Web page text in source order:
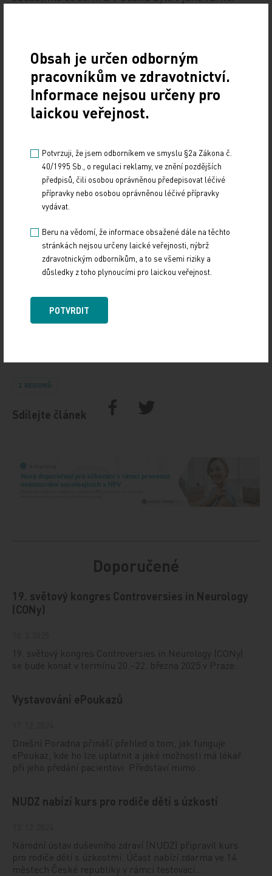
dlouhodobě patřilo k zemím s velmi nízkým
výskytem této infekce. Trend se zlomil až v
posledních letech, i tak stále je výskyt nákaz HIV
nízký. Přes 90 procent nových případů jsou muži.
nákaz, nemoc AIDS se rozvinula u 450 nakažených,
na AIDS zemřelo 233 pacientů, dalších 98 lidí s
AIDS zemřelo z jiné příčiny.
ČTK
Z REGIONŮ
Sdílejte článek
Doporučené
19. světový kongres Controversies in Neurology
(CONy)
19. světový kongres Controversies in Neurology (CONy)
se bude konat v termínu 20.–22. března 2025 v Praze.
Vystavování ePoukazů
Dnešní Poradna přináší přehled o tom, jak funguje
ePoukaz, kde ho lze uplatnit a jaké možnosti má lékař
při jeho předání pacientovi. Představí mimo…
NUDZ nabízí kurs pro rodiče dětí s úzkostí
Národní ústav duševního zdraví (NUDZ) připravil kurs
pro rodiče dětí s úzkostmi. Účast nabízí zdarma ve 14
městech České republiky v rámci testovací…
Obsah je určen odborným
pracovníkům ve zdravotnictví.
Informace nejsou určeny pro
laickou veřejnost.
Potvrzuji, že jsem odborníkem ve smyslu §2a Zákona č.
40/1995 Sb., o regulaci reklamy, ve znění pozdějších
předpisů, čili osobou oprávněnou předepisovat léčivé
přípravky nebo osobou oprávněnou léčivé přípravky
vydávat.
Beru na vědomí, že informace obsažené dále na těchto
stránkách nejsou určeny laické veřejnosti, nýbrž
zdravotnickým odborníkům, a to se všemi riziky a
důsledky z toho plynoucími pro laickou veřejnost.
POTVRDIT